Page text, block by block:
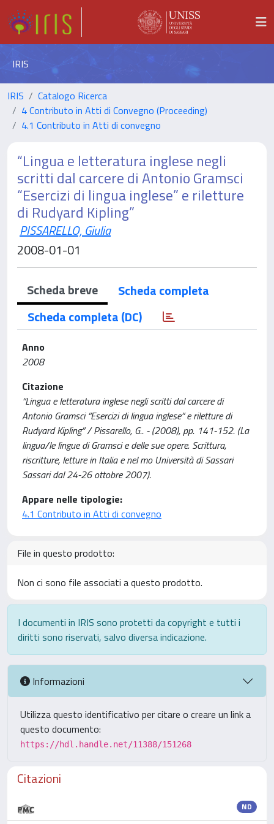
IRIS
IRIS
Catalogo Ricerca
4 Contributo in Atti di Convegno (Proceeding)
4.1 Contributo in Atti di convegno
“Lingua e letteratura inglese negli
scritti dal carcere di Antonio Gramsci
“Esercizi di lingua inglese” e riletture
di Rudyard Kipling”
PISSARELLO, Giulia
2008-01-01
Scheda breve
Scheda completa
Scheda completa (DC)
Anno
2008
Citazione
“Lingua e letteratura inglese negli scritti dal carcere di
Antonio Gramsci “Esercizi di lingua inglese” e riletture di
Rudyard Kipling” / Pissarello, G.. - (2008), pp. 141-152. (La
lingua/le lingue di Gramsci e delle sue opere. Scrittura,
riscritture, letture in Italia e nel mo Università di Sassari
Sassari dal 24-26 ottobre 2007).
Appare nelle tipologie:
4.1 Contributo in Atti di convegno
File in questo prodotto:
Non ci sono file associati a questo prodotto.
I documenti in IRIS sono protetti da copyright e tutti i
diritti sono riservati, salvo diversa indicazione.
Informazioni
Utilizza questo identificativo per citare o creare un link a
questo documento:
https://hdl.handle.net/11388/151268
Citazioni
ND